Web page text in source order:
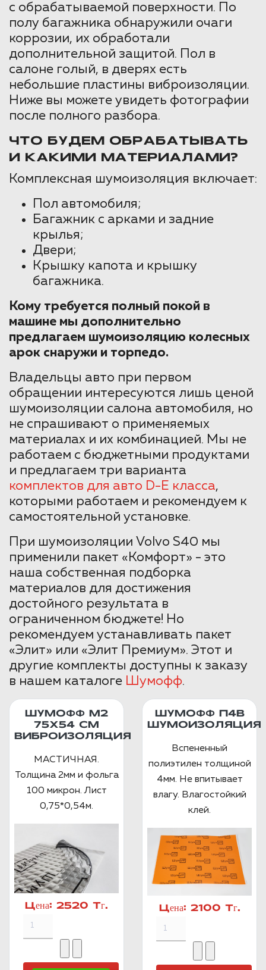
с обрабатываемой поверхности. По
полу багажника обнаружили очаги
коррозии, их обработали
дополнительной защитой. Пол в
салоне голый, в дверях есть
небольшие пластины виброизоляции.
Ниже вы можете увидеть фотографии
после полного разбора.
ЧТО БУДЕМ ОБРАБАТЫВАТЬ
И КАКИМИ МАТЕРИАЛАМИ?
Комплексная шумоизоляция включает:
Пол автомобиля;
Багажник с арками и задние
крылья;
Двери;
Крышку капота и крышку
багажника.
Кому требуется полный покой в
машине мы дополнительно
предлагаем шумоизоляцию колесных
арок снаружи и торпедо.
Владельцы авто при первом
обращении интересуются лишь ценой
шумоизоляции салона автомобиля, но
не спрашивают о применяемых
материалах и их комбинацией. Мы не
работаем с бюджетными продуктами
и предлагаем три варианта
комплектов для авто D-E класса,
которыми работаем и рекомендуем к
самостоятельной установке.
При шумоизоляции Volvo S40 мы
применили пакет «Комфорт» - это
наша собственная подборка
материалов для достижения
достойного результата в
ограниченном бюджете! Но
рекомендуем устанавливать пакет
«Элит» или «Элит Премиум». Этот и
другие комплекты доступны к заказу
в нашем каталоге Шумофф.
ШУМОФФ М2
75X54 СМ
ВИБРОИЗОЛЯЦИЯ
МАСТИЧНАЯ.
Толщина 2мм и фольга
100 микрон. Лист
0,75*0,54м.
Цена: 2520 Тг.
ШУМОФФ П4В
ШУМОИЗОЛЯЦИЯ
Вспененный
полиэтилен толщиной
4мм. Не впитывает
влагу. Влагостойкий
клей.
Цена: 2100 Тг.